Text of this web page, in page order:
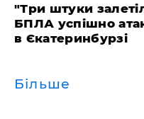
"Три штуки
БПЛА успішно
в Єкатеринбурзі
Більше